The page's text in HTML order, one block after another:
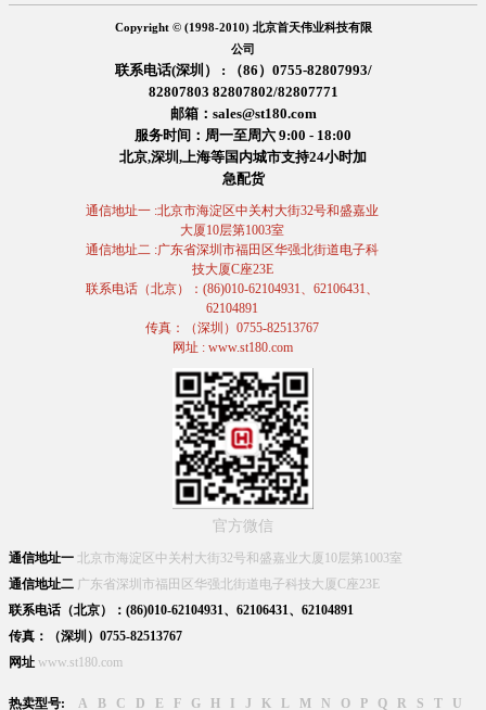
Copyright © (1998-2010) 北京首天伟业科技有限
公司
联系电话(深圳） : （86）0755-82807993/
82807803 82807802/82807771
邮箱：sales@st180.com
服务时间：周一至周六 9:00 - 18:00
北京,深圳,上海等国内城市支持24小时加
急配货
通信地址一 :北京市海淀区中关村大街32号和盛嘉业
大厦10层第1003室
通信地址二 :广东省深圳市福田区华强北街道电子科
技大厦C座23E
联系电话（北京）：(86)010-62104931、62106431、
62104891
传真：（深圳）0755-82513767
网址 : www.st180.com
官方微信
通信地址一 北京市海淀区中关村大街32号和盛嘉业大厦10层第1003室
通信地址二 广东省深圳市福田区华强北街道电子科技大厦C座23E
联系电话（北京）：(86)010-62104931、62106431、62104891
传真：（深圳）0755-82513767
网址 www.st180.com
热卖型号: A B C D E F G H J K L M N O P Q R S T U